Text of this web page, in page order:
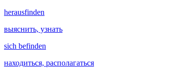
herausfinden
выяснить, узнать
sich befinden
находиться, располагаться